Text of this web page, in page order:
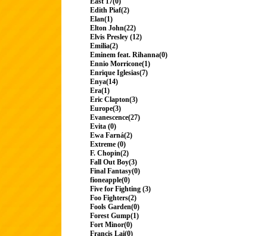
Edith Piaf(2)
Elan(1)
Elton John(22)
Elvis Presley (12)
Emilia(2)
Eminem feat. Rihanna(0)
Ennio Morricone(1)
Enrique Iglesias(7)
Enya(14)
Era(1)
Eric Clapton(3)
Europe(3)
Evanescence(27)
Evita (0)
Ewa Farná(2)
Extreme (0)
F. Chopin(2)
Fall Out Boy(3)
Final Fantasy(0)
fioneapple(0)
Five for Fighting (3)
Foo Fighters(2)
Fools Garden(0)
Forest Gump(1)
Fort Minor(0)
Francis Lai(0)